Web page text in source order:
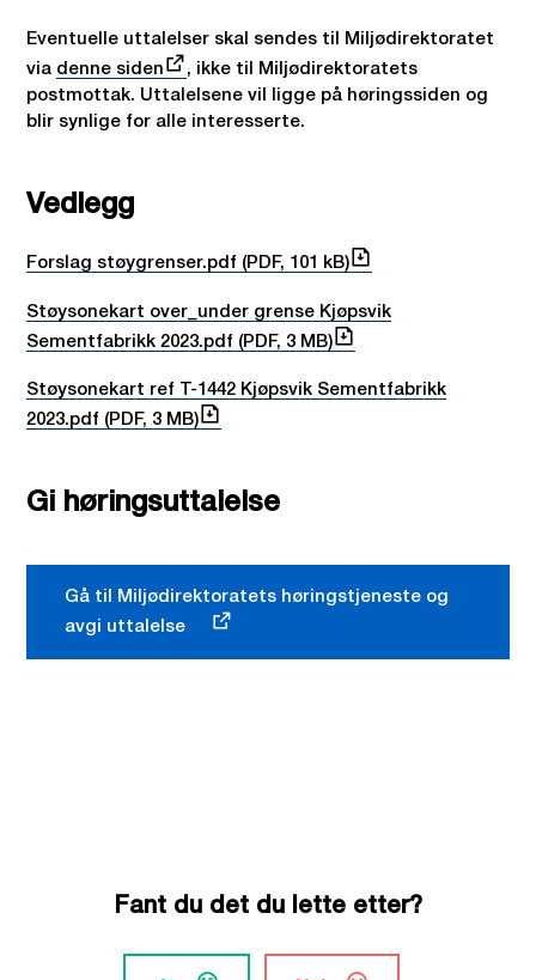
Eventuelle uttalelser skal sendes til Miljødirektoratet
via denne siden
, ikke til Miljødirektoratets
postmottak. Uttalelsene vil ligge på høringssiden og
blir synlige for alle interesserte.
Vedlegg
Forslag støygrenser.pdf (PDF, 101 kB)
Støysonekart over_under grense Kjøpsvik
Sementfabrikk 2023.pdf (PDF, 3 MB)
Støysonekart ref T-1442 Kjøpsvik Sementfabrikk
2023.pdf (PDF, 3 MB)
Gi høringsuttalelse
Gå til Miljødirektoratets høringstjeneste og
avgi uttalelse
Fant du det du lette etter?